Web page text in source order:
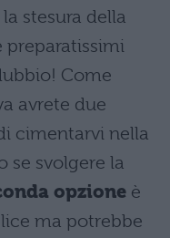
stesura della
preparatissimi
Come
avrete due
cimentarvi nella
se svolgere la
opzione è
ma potrebbe